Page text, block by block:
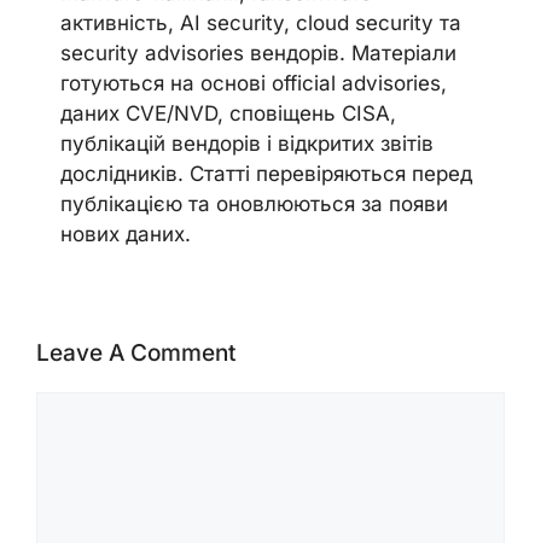
активність, AI security, cloud security та
security advisories вендорів. Матеріали
готуються на основі official advisories,
даних CVE/NVD, сповіщень CISA,
публікацій вендорів і відкритих звітів
дослідників. Статті перевіряються перед
публікацією та оновлюються за появи
нових даних.
Leave A Comment